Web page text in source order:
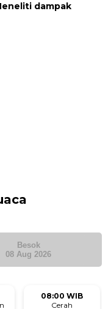
dampak
Besok
08 Aug 2026
08:00 WIB
Cerah